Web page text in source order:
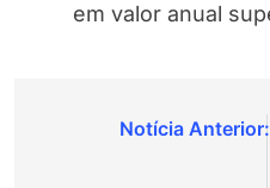
em valor anual
Navegação